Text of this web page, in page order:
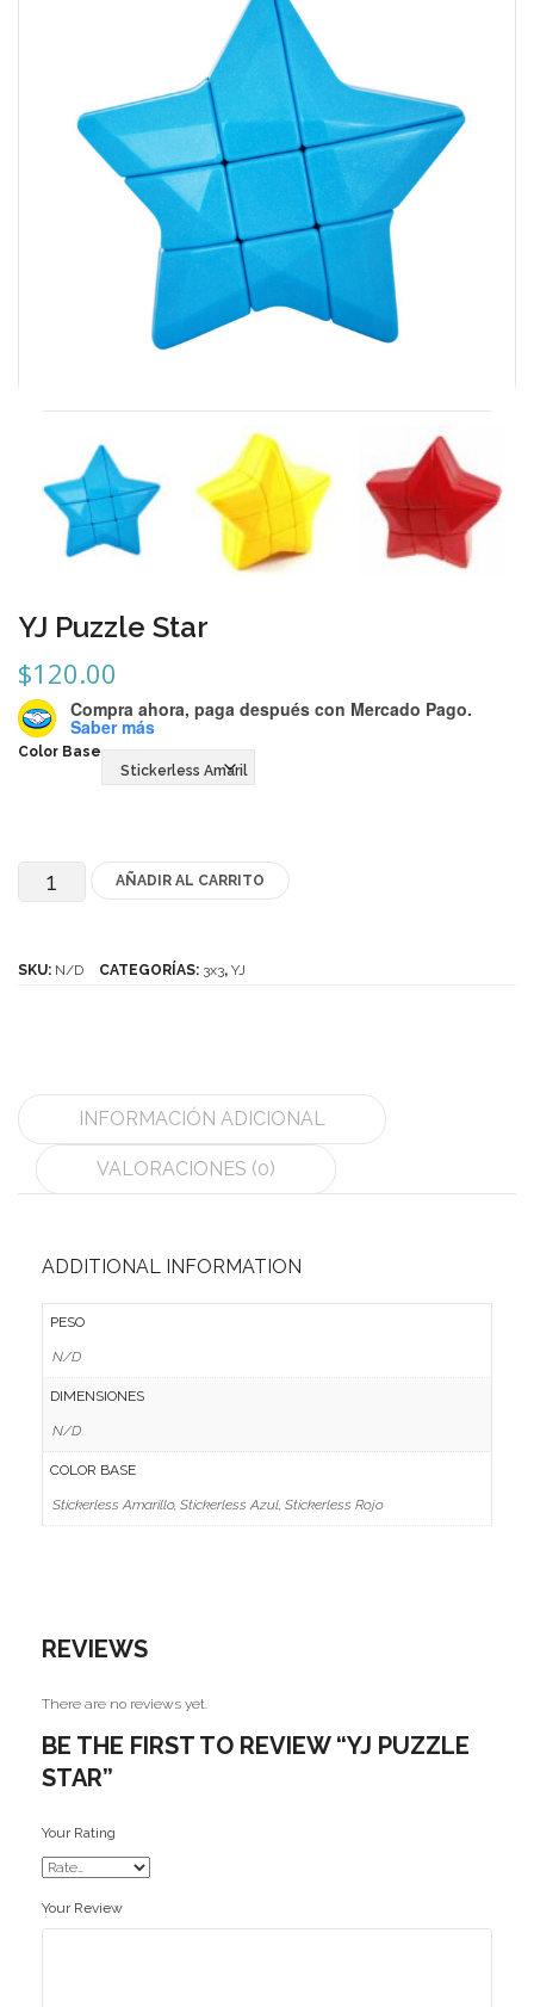
DianSheng
FangShi
MoHuanShoSu
MoJue
Mozhi
Okamoto
QJ
Quick Finger
Very Puzzle
Gan’s
LanLan
QiYi/MoFangGe
The Valk
YanCheng
YJ
YuXin
Z-Cube
Z-Stickers
Ofertas
YJ Puzzle Star
$120.00
Compra ahora, paga después con Mercado Pago.
Saber más
Color Base
AÑADIR AL CARRITO
SKU: N/D CATEGORÍAS: 3x3, YJ
INFORMACIÓN ADICIONAL
VALORACIONES (0)
ADDITIONAL INFORMATION
PESO
N/D
DIMENSIONES
N/D
COLOR BASE
Stickerless Amarillo, Stickerless Azul, Stickerless Rojo
REVIEWS
There are no reviews yet.
BE THE FIRST TO REVIEW “YJ PUZZLE
STAR”
Your Rating
Your Review